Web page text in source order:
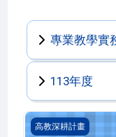
專業教學實
113年度
112年度 活動彙整
高教深耕計畫